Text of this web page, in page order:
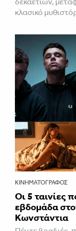
κλασικό
ΚΙΝΗΜΑΤΟΓΡΆΦΟΣ
Οι 5 ταινίες
εβδομάδα
Κωνστάντια